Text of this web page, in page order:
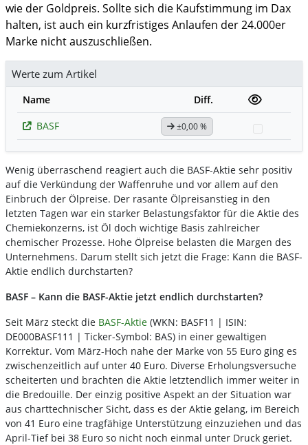
wie der Goldpreis. Sollte sich die Kaufstimmung im Dax
halten, ist auch ein kurzfristiges Anlaufen der 24.000er
Marke nicht auszuschließen.
Werte zum Artikel
Name
Diff.
BASF
±0,00 %
Wenig überraschend reagiert auch die BASF-Aktie sehr positiv
auf die Verkündung der Waffenruhe und vor allem auf den
Einbruch der Ölpreise. Der rasante Ölpreisanstieg in den
letzten Tagen war ein starker Belastungsfaktor für die Aktie des
Chemiekonzerns, ist Öl doch wichtige Basis zahlreicher
chemischer Prozesse. Hohe Ölpreise belasten die Margen des
Unternehmens. Darum stellt sich jetzt die Frage: Kann die BASF-
Aktie endlich durchstarten?
BASF – Kann die BASF-Aktie jetzt endlich durchstarten?
Seit März steckt die BASF-Aktie (WKN: BASF11 | ISIN:
DE000BASF111 | Ticker-Symbol: BAS) in einer gewaltigen
Korrektur. Vom März-Hoch nahe der Marke von 55 Euro ging es
zwischenzeitlich auf unter 40 Euro. Diverse Erholungsversuche
scheiterten und brachten die Aktie letztendlich immer weiter in
die Bredouille. Der einzig positive Aspekt an der Situation war
aus charttechnischer Sicht, dass es der Aktie gelang, im Bereich
von 41 Euro eine tragfähige Unterstützung einzuziehen und das
April-Tief bei 38 Euro so nicht noch einmal unter Druck geriet.